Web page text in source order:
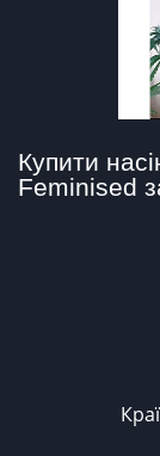
Купити
Feminised